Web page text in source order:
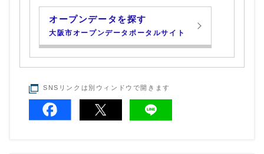
オープンデータを探す
大阪市オープンデータポータルサイト
SNSリンクは別ウィンドウで開きます